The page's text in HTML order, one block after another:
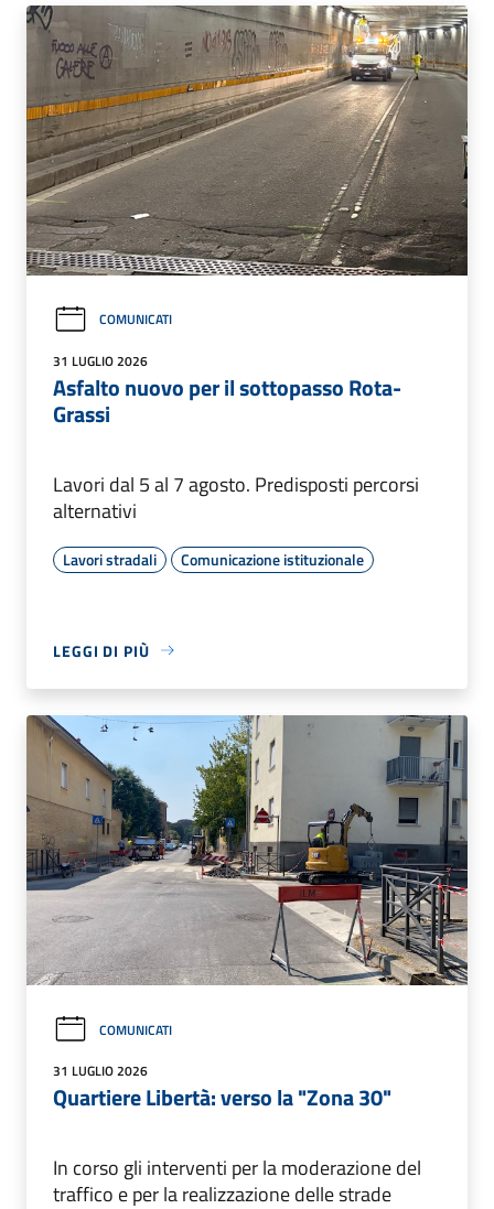
COMUNICATI
31 LUGLIO 2026
Asfalto nuovo per il sottopasso Rota-
Grassi
Lavori dal 5 al 7 agosto. Predisposti percorsi
alternativi
Lavori stradali Comunicazione istituzionale
LEGGI DI PIÙ
COMUNICATI
31 LUGLIO 2026
Quartiere Libertà: verso la "Zona 30"
In corso gli interventi per la moderazione del
traffico e per la realizzazione delle strade